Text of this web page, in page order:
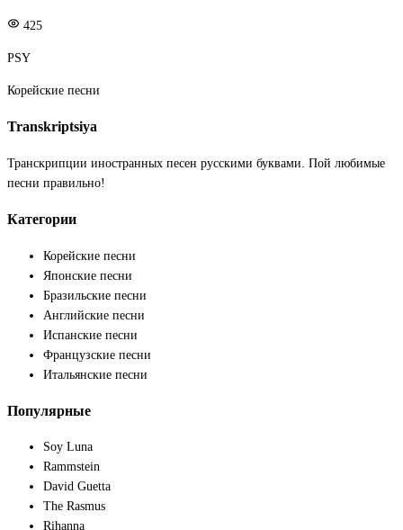
425
PSY
Корейские песни
Transkriptsiya
Транскрипции иностранных песен русскими буквами. Пой любимые
песни правильно!
Категории
Корейские песни
Японские песни
Бразильские песни
Английские песни
Испанские песни
Французские песни
Итальянские песни
Популярные
Soy Luna
Rammstein
David Guetta
The Rasmus
Rihanna